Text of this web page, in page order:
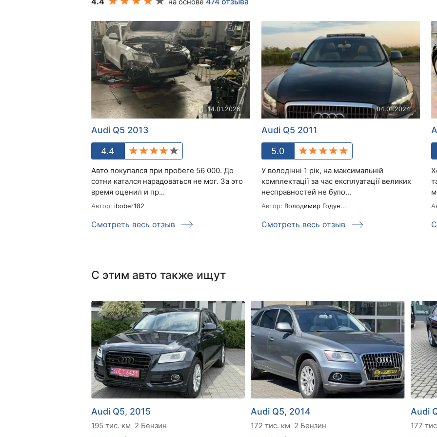
14.01.2026
Audi Q5 2013
4.4
Авто покупался при пробеге 56 000. До
сотни катался нарадоваться не мог. За это
время оценил и пр...
Автор: ibober182
Смотреть весь отзыв
04.01.2024
Audi Q5 2011
5.0
У володінні 1 рік, на максимальній
комплектації за час експлуатації великих
несправностей не було...
Автор: Володимир Годун...
Смотреть весь отзыв
С этим авто также ищут
Audi Q5, 2015
195 тис. км 2 Бензин
Audi Q5, 2014
172 тис. км 2 Бензин
Audi
177